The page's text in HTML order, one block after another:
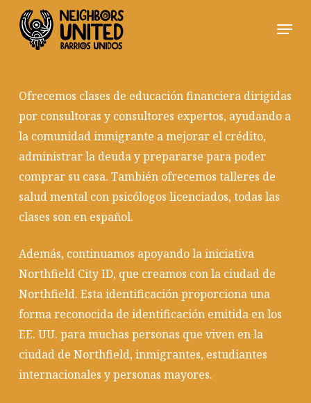
Menu
Ofrecemos clases de educación financiera dirigidas
por consultoras y consultores expertos, ayudando a
la comunidad inmigrante a mejorar el crédito,
administrar la deuda y prepararse para poder
comprar su casa. También ofrecemos talleres de
salud mental con psicólogos licenciados, todas las
clases son en español.
Además, continuamos apoyando la iniciativa
Northfield City ID, que creamos con la ciudad de
Northfield. Esta identificación proporciona una
forma reconocida de identificación emitida en los
EE. UU. para muchas personas que viven en la
ciudad de Northfield, inmigrantes, estudiantes
internacionales y personas mayores.